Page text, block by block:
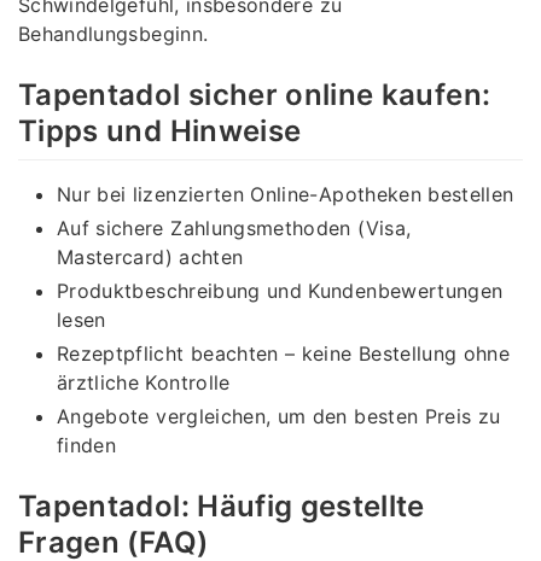
Schwindelgefühl, insbesondere zu
Behandlungsbeginn.
Tapentadol sicher online kaufen:
Tipps und Hinweise
Nur bei lizenzierten Online-Apotheken bestellen
Auf sichere Zahlungsmethoden (Visa,
Mastercard) achten
Produktbeschreibung und Kundenbewertungen
lesen
Rezeptpflicht beachten – keine Bestellung ohne
ärztliche Kontrolle
Angebote vergleichen, um den besten Preis zu
finden
Tapentadol: Häufig gestellte
Fragen (FAQ)